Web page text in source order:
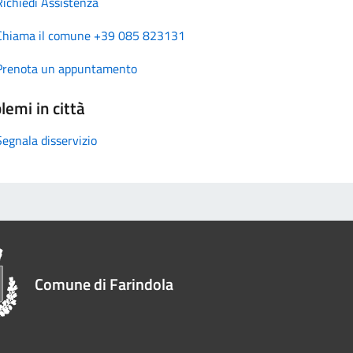
il comune +39 085 823131
un appuntamento
in città
disservizio
Comune di Farindola